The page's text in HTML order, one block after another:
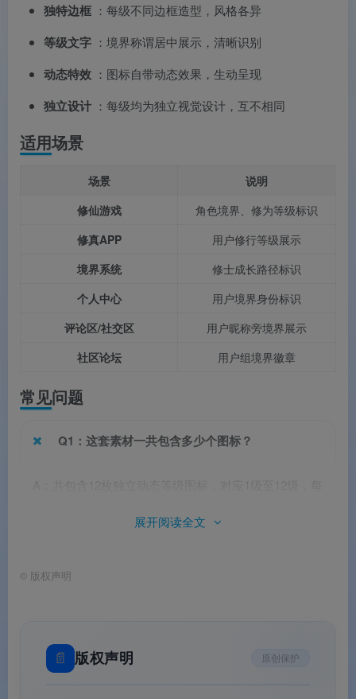
独特边框 ：每级不同边框造型，风格各异
等级文字 ：境界称谓居中展示，清晰识别
动态特效 ：图标自带动态效果，生动呈现
独立设计 ：每级均为独立视觉设计，互不相同
适用场景
场景
说明
修仙游戏
角色境界、修为等级标识
修真APP
用户修行等级展示
境界系统
修士成长路径标识
个人中心
用户境界身份标识
评论区/社交区
用户昵称旁境界展示
社区论坛
用户组境界徽章
常见问题
Q1：这套素材一共包含多少个图标？
Q2：不同等级的图标主要区别在哪里？
级文字居中展示，每级均为独立设计，视觉风格各具特
色。
展开阅读全文
© 版权声明
📄 版权声明 原创保护